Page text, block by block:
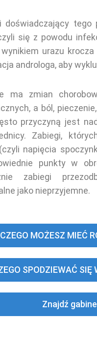
doświadczający tego
się z powodu
urazu
androloga, aby
ma zmian
a ból,
przyczyną jest
Zabiegi,
napięcia
punkty w
zabiegi
jako nieprzyjemne.
MOŻESZ MIEĆ
SPODZIEWAĆ SIĘ
Znajdź